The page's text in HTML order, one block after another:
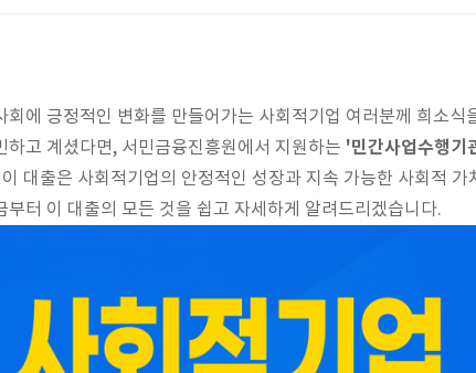
회에 긍정적인 변화를 만들어가는 사회적기업 여러분께 희소식
하고 계셨다면, 서민금융진흥원에서 지원하는 '민간사업수행기
대출은 사회적기업의 안정적인 성장과 지속 가능한 사회적
터 이 대출의 모든 것을 쉽고 자세하게 알려드리겠습니다.